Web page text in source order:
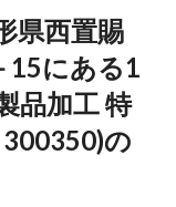
県西置賜
にある1
品加工 特
の